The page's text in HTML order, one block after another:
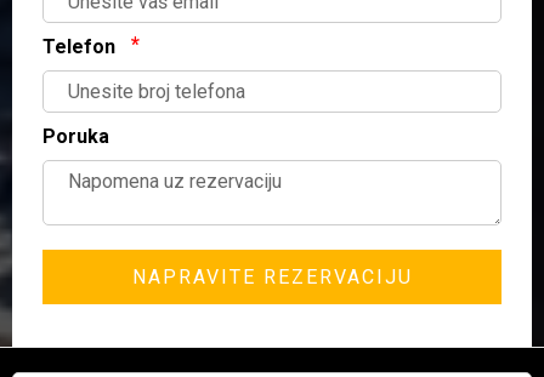
Telefon
Poruka
NAPRAVITE REZERVACIJU